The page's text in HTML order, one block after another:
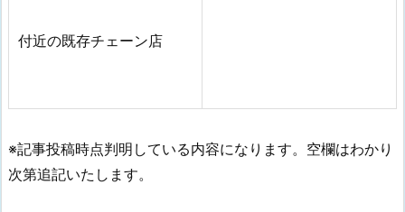
付近の既存チェーン店
※記事投稿時点判明している内容になります。空欄はわかり
次第追記いたします。